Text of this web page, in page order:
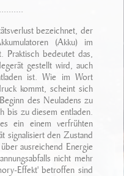
bezeichnet, der
(Akku) im
Praktisch bedeutet das,
gestellt wird, auch
ist. Wie im Wort
kommt, scheint sich
des Neuladens zu
bis zu diesem entladen.
ein einem verfrühten
signalisiert den Zustand
ausreichend Energie
nicht mehr
Effekt' betroffen sind